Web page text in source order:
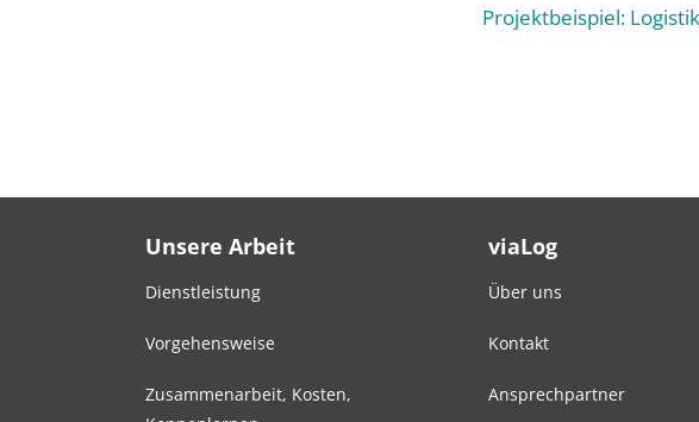
Projektbeispiel:
Unsere Arbeit
Dienstleistung
Vorgehensweise
Zusammenarbeit, Kosten,
viaLog
Über uns
Kontakt
Ansprechpartner